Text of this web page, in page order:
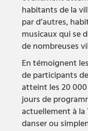
habitants de la
par d’autres,
musicaux qui se
de nombreuses
En témoignent
de participants
atteint les 20
jours de
actuellement à la
danser ou